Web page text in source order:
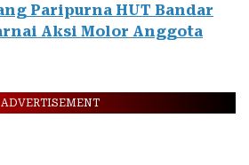
Paripurna HUT Bandar
Aksi Molor Anggota
ADVERTISEMENT